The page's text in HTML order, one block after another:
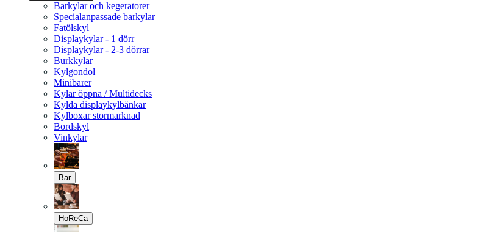
Barkylar och kegeratorer
Specialanpassade barkylar
Fatölskyl
Displaykylar - 1 dörr
Displaykylar - 2-3 dörrar
Burkkylar
Kylgondol
Minibarer
Kylar öppna / Multidecks
Kylda displaykylbänkar
Kylboxar stormarknad
Bordskyl
Vinkylar
Bar
HoReCa